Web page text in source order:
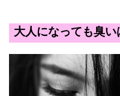
大人になっても臭